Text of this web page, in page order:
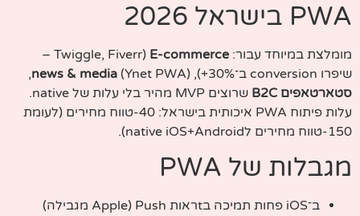
PWA בישראל 2026
מומלצת במיוחד עבור: E-commerce
(Twiggle, Fiverr –
שיפרו conversion ב־30%+),
news & media (Ynet PWA),
סטארטאפים B2C
שרוצים MVP מהיר בלי עלות של native.
עלות פיתוח PWA איכותית בישראל: 40-טווח מחירים (לעומת
150-טווח מחירים לnative iOS+Android).
מגבלות של PWA
ב־iOS פחות תמיכה בtראות Push (Apple מגבילה)